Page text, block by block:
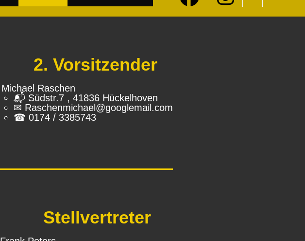
2. Vorsitzender
Michael Raschen
📬︎ Südstr.7 , 41836 Hückelhoven
✉ Raschenmichael@googlemail.com
☎ 0174 / 3385743
Stellvertreter